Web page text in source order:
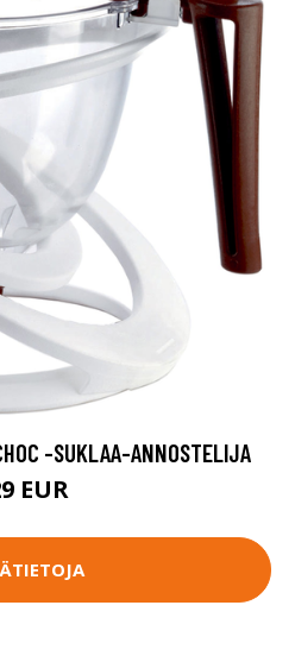
-SUKLAA-ANNOSTELIJA
EUR